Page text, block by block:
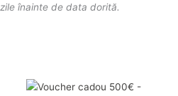
înainte de data dorită.